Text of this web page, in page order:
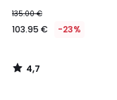
135.00 €
103.95 € -23%
4,7
/